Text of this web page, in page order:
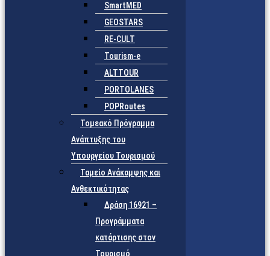
SmartMED
GEOSTARS
RE-CULT
Tourism-e
ALTTOUR
PORTOLANES
POPRoutes
Τομεακό Πρόγραμμα
Ανάπτυξης του
Υπουργείου Τουρισμού
Ταμείο Ανάκαμψης και
Ανθεκτικότητας
Δράση 16921 –
Προγράμματα
κατάρτισης στον
Τουρισμό